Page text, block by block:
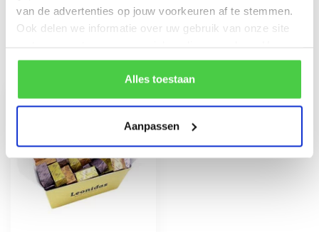
van de advertenties op jouw voorkeuren af te stemmen.
Ook delen we informatie over uw gebruik van onze site
rekening mee dat als je bepaalde cookies blokkeert, het
de correcte werking van de website kan verstoren.
Alles toestaan
Aanpassen